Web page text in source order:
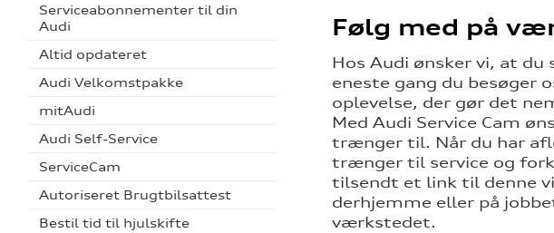
Serviceabonnementer til din
Audi
Altid opdateret
Audi Velkomstpakke
mitAudi
Audi Self-Service
ServiceCam
Autoriseret Brugtbilsattest
Bestil tid til hjulskifte
Følg med på
Hos Audi ønsker vi, at
eneste gang du besøger
oplevelse, der gør det
Med Audi Service Cam
trænger til. Når du har
trænger til service og
tilsendt et link til denne
derhjemme eller på
værkstedet.